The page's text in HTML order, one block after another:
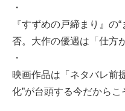
・
『すずめの戸締まり』の
否。大作の優遇は「仕方
・
映画作品は「ネタバレ前
化”が台頭する今だから